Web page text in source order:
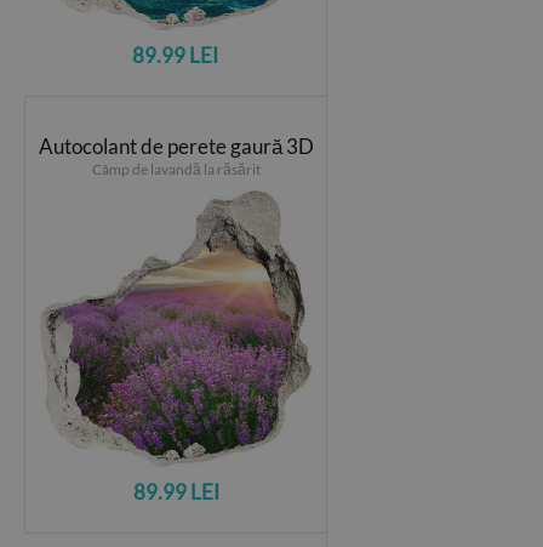
89.99 LEI
Autocolant de perete gaură 3D
Câmp de lavandă la răsărit
89.99 LEI